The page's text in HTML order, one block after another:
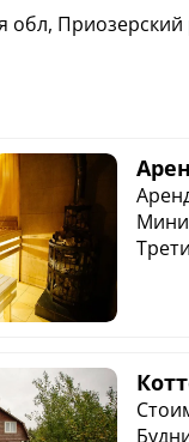
обл,